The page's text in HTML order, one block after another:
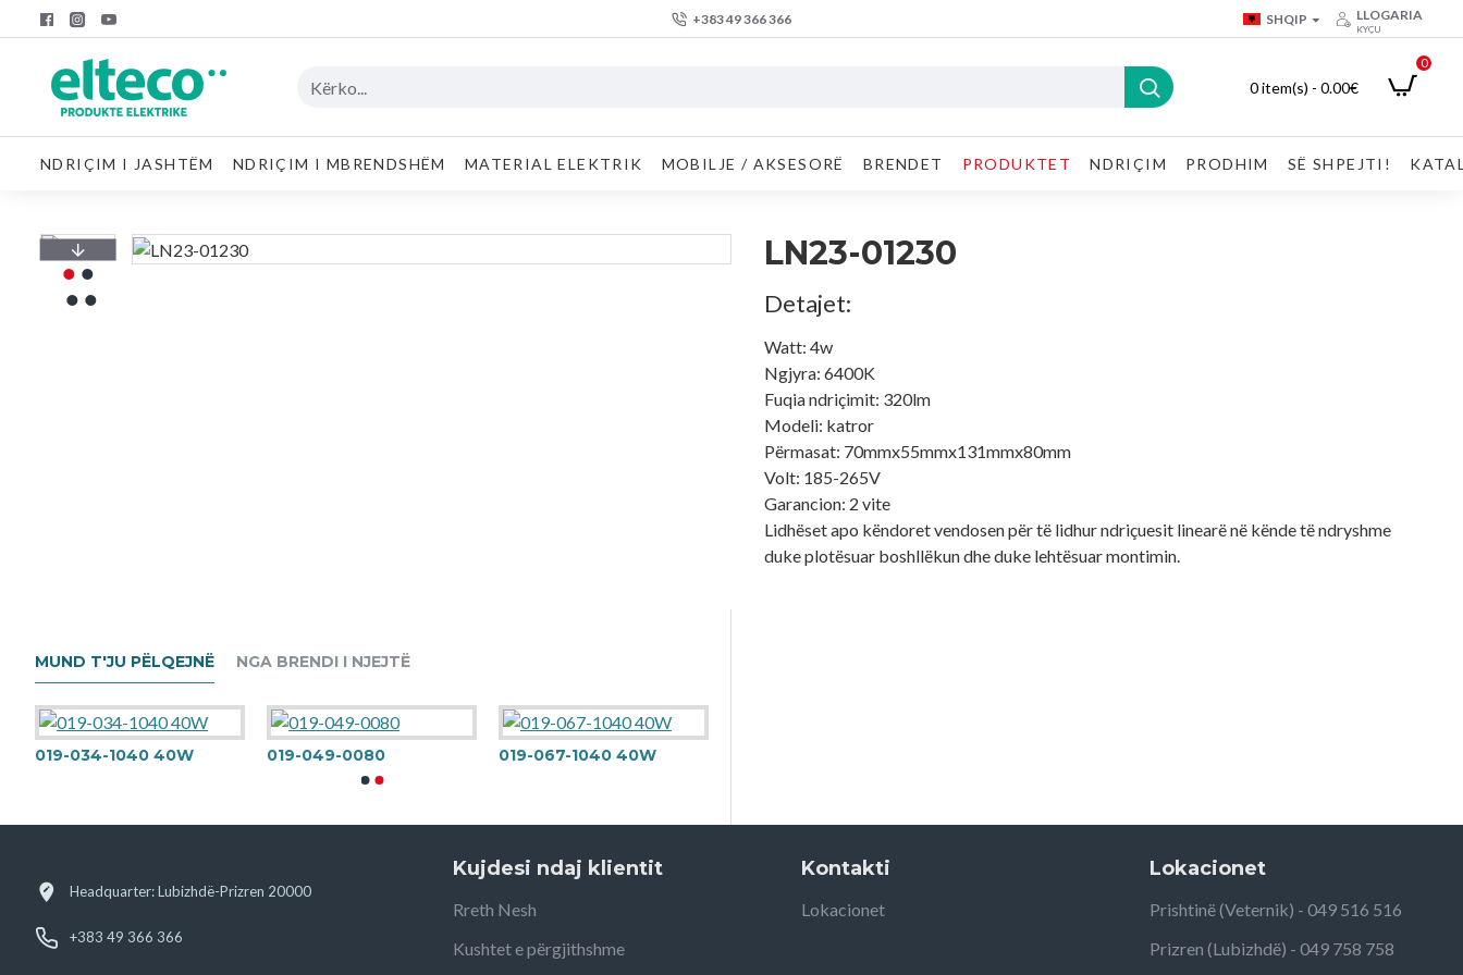
+383 49 366 366 SHQIP LLOGARIA
KYÇU
0 item(s) - 0.00€
0
NDRIÇIM I JASHTËM NDRIÇIM I MBRENDSHËM MATERIAL ELEKTRIK MOBILJE / AKSESORË BRENDET PRODUKTET NDRIÇIM PRODHIM SË SHPEJTI!
LN23-01230
Detajet:
Watt: 4w
Ngjyra: 6400K
Fuqia ndriçimit: 320lm
Modeli: katror
Përmasat: 70mmx55mmx131mmx80mm
Volt: 185-265V
Garancion: 2 vite
Lidhëset apo këndoret vendosen për të lidhur ndriçuesit linearë në kënde të ndryshme
duke plotësuar boshllëkun dhe duke lehtësuar montimin.
MUND T'JU PËLQEJNË NGA BRENDI I NJEJTË
019-034-1040 40W 019-049-0080 019-067-1040 40W
Headquarter: Lubizhdë-Prizren 20000
+383 49 366 366
Kujdesi ndaj klientit
Rreth Nesh
Kushtet e përgjithshme
Kontakti
Lokacionet
Lokacionet
Prishtinë (Veternik) - 049 516 516
Prizren (Lubizhdë) - 049 758 758